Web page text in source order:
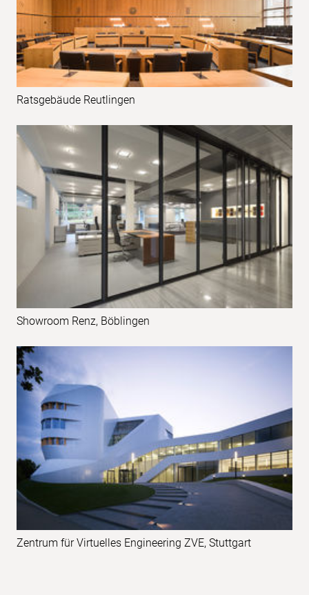
Ratsgebäude Reutlingen
Showroom Renz, Böblingen
Zentrum für Virtuelles Engineering ZVE, Stuttgart